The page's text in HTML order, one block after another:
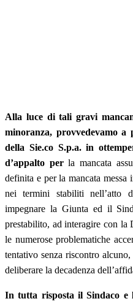
Alla luce di tali gravi
minoranza, provvedevamo a
della Sie.co S.p.a. in
d’appalto perla mancata
definita e per la mancata
nei termini stabiliti nell’atto
impegnare la Giunta ed il
prestabilito, ad interagire con
le numerose problematiche
tentativo senza riscontro
deliberare la decadenza
In tutta risposta il Sindaco e